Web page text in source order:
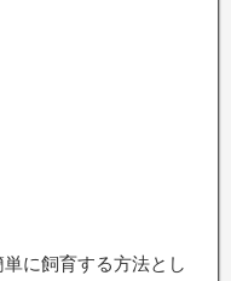
に飼育する方法とし